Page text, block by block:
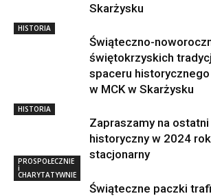
Skarżysku
HISTORIA
Świąteczno-
świętokrzyskich
spaceru
w MCK w Skarżysku
HISTORIA
Zapraszamy na
historyczny w 2024
stacjonarny
PROSPOŁECZNIE
i
CHARYTATYWNIE
Świąteczne paczki